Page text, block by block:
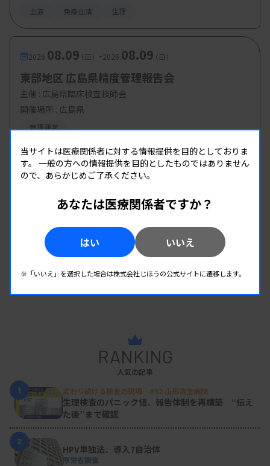
血液 免疫血清 生理
2026. 08.09（日） -2026. 08.09（日）
東部地区 広島県精度管理報告会
主催 : 広島県臨床検査技師会
開催場所 : 広島県
管理運営
RANKING
人気の記事
1
変わり続ける検査の現場 #32 山形済生病院
生理検査のパニック値、報告体制を再構築 “伝え
た後”まで確認
2
HPV単独法、導入7自治体
厚労省調査
当サイトは医療関係者に対する情報提供を目的としておりま
す。 一般の方への情報提供を目的としたものではありません
ので、あらかじめご了承ください。
あなたは医療関係者ですか？
はい いいえ
※「いいえ」を選択した場合は株式会社じほうの公式サイトに遷移します。